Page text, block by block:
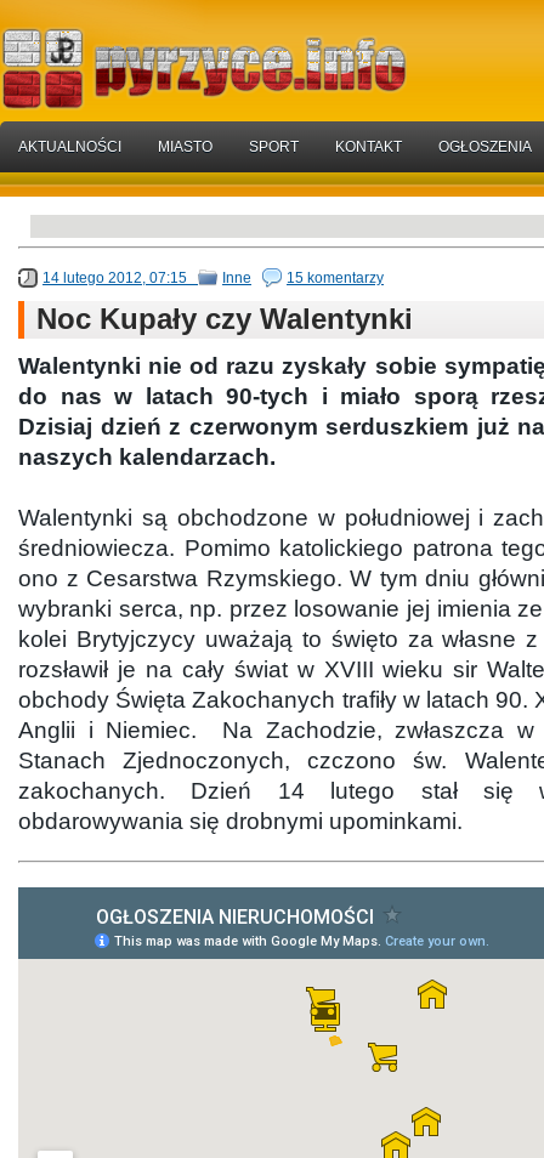
AKTUALNOŚCI MIASTO SPORT KONTAKT OGŁOSZENIA
14 lutego 2012, 07:15 Inne 15 komentarzy
Noc Kupały czy Walentynki
Walentynki nie od razu zyskały sobie
do nas w latach 90-tych i miało sporą
Dzisiaj dzień z czerwonym serduszkiem już
naszych kalendarzach.
Walentynki są obchodzone w południowej i
średniowiecza. Pomimo katolickiego patrona
ono z Cesarstwa Rzymskiego. W tym dniu
wybranki serca, np. przez losowanie jej imienia
kolei Brytyjczycy uważają to święto za własne
rozsławił je na cały świat w XVIII wieku sir
obchody Święta Zakochanych trafiły w latach 90.
Anglii i Niemiec. Na Zachodzie, zwłaszcza w
Stanach Zjednoczonych, czczono św.
zakochanych. Dzień 14 lutego stał się
obdarowywania się drobnymi upominkami.